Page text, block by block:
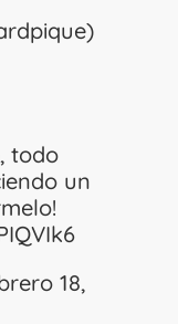
todo
un
18,